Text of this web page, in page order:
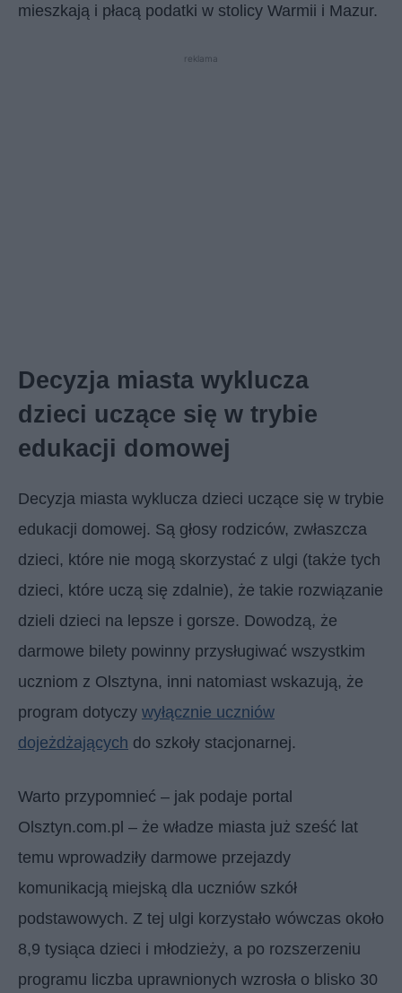
mieszkają i płacą podatki w stolicy Warmii i Mazur.
reklama
Decyzja miasta wyklucza
dzieci uczące się w trybie
edukacji domowej
Decyzja miasta wyklucza dzieci uczące się w trybie
edukacji domowej. Są głosy rodziców, zwłaszcza
dzieci, które nie mogą skorzystać z ulgi (także tych
dzieci, które uczą się zdalnie), że takie rozwiązanie
dzieli dzieci na lepsze i gorsze. Dowodzą, że
darmowe bilety powinny przysługiwać wszystkim
uczniom z Olsztyna, inni natomiast wskazują, że
program dotyczy wyłącznie uczniów
dojeżdżających do szkoły stacjonarnej.
Warto przypomnieć – jak podaje portal
Olsztyn.com.pl – że władze miasta już sześć lat
temu wprowadziły darmowe przejazdy
komunikacją miejską dla uczniów szkół
podstawowych. Z tej ulgi korzystało wówczas około
8,9 tysiąca dzieci i młodzieży, a po rozszerzeniu
programu liczba uprawnionych wzrosła o blisko 30